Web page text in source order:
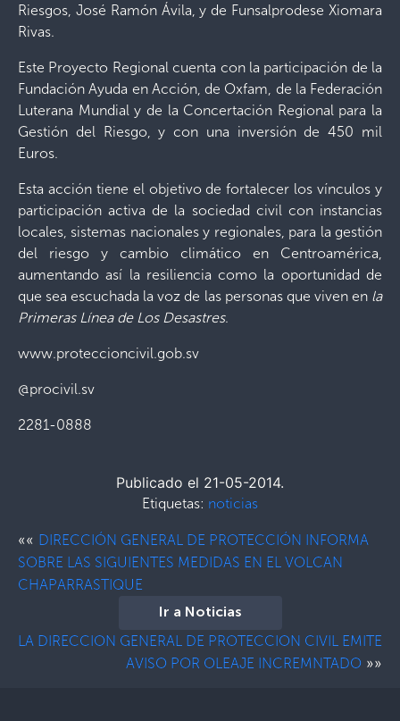
Riesgos, José Ramón Ávila, y de Funsalprodese Xiomara
Rivas.
Este Proyecto Regional cuenta con la participación de la
Fundación Ayuda en Acción, de Oxfam, de la Federación
Luterana Mundial y de la Concertación Regional para la
Gestión del Riesgo, y con una inversión de 450 mil
Euros.
Esta acción tiene el objetivo de fortalecer los vínculos y
participación activa de la sociedad civil con instancias
locales, sistemas nacionales y regionales, para la gestión
del riesgo y cambio climático en Centroamérica,
aumentando así la resiliencia como la oportunidad de
que sea escuchada la voz de las personas que viven en la
Primeras Línea de Los Desastres.
www.proteccioncivil.gob.sv
@procivil.sv
2281-0888
Publicado el 21-05-2014.
Etiquetas: noticias
«« DIRECCIÓN GENERAL DE PROTECCIÓN INFORMA
SOBRE LAS SIGUIENTES MEDIDAS EN EL VOLCAN
CHAPARRASTIQUE
Ir a Noticias
LA DIRECCION GENERAL DE PROTECCION CIVIL EMITE
AVISO POR OLEAJE INCREMNTADO »»